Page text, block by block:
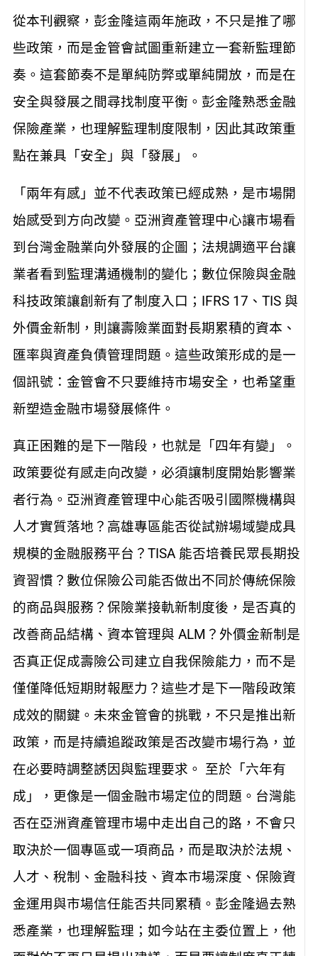
從本刊觀察，彭金隆這兩年施政，不只是推了哪
些政策，而是金管會試圖重新建立一套新監理節
奏。這套節奏不是單純防弊或單純開放，而是在
安全與發展之間尋找制度平衡。彭金隆熟悉金融
保險產業，也理解監理制度限制，因此其政策重
點在兼具「安全」與「發展」。
「兩年有感」並不代表政策已經成熟，是市場開
始感受到方向改變。亞洲資產管理中心讓市場看
到台灣金融業向外發展的企圖；法規調適平台讓
業者看到監理溝通機制的變化；數位保險與金融
科技政策讓創新有了制度入口；IFRS 17、TIS 與
外價金新制，則讓壽險業面對長期累積的資本、
匯率與資產負債管理問題。這些政策形成的是一
個訊號：金管會不只要維持市場安全，也希望重
新塑造金融市場發展條件。
真正困難的是下一階段，也就是「四年有變」。
政策要從有感走向改變，必須讓制度開始影響業
者行為。亞洲資產管理中心能否吸引國際機構與
人才實質落地？高雄專區能否從試辦場域變成具
規模的金融服務平台？TISA 能否培養民眾長期投
資習慣？數位保險公司能否做出不同於傳統保險
的商品與服務？保險業接軌新制度後，是否真的
改善商品結構、資本管理與 ALM？外價金新制是
否真正促成壽險公司建立自我保險能力，而不是
僅僅降低短期財報壓力？這些才是下一階段政策
成效的關鍵。未來金管會的挑戰，不只是推出新
政策，而是持續追蹤政策是否改變市場行為，並
在必要時調整誘因與監理要求。 至於「六年有
成」，更像是一個金融市場定位的問題。台灣能
否在亞洲資產管理市場中走出自己的路，不會只
取決於一個專區或一項商品，而是取決於法規、
人才、稅制、金融科技、資本市場深度、保險資
金運用與市場信任能否共同累積。彭金隆過去熟
悉產業，也理解監理；如今站在主委位置上，他